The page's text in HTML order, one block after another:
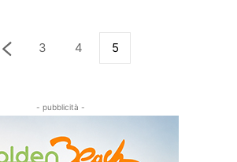
3 4 5
- pubblicità -